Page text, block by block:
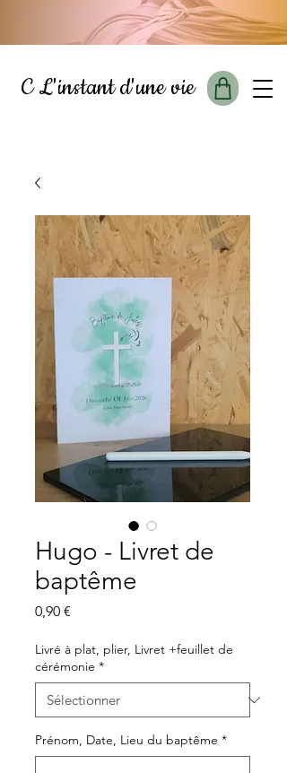
C L'instant d'une vie
Hugo - Livret de
baptême
0,90 €
Livré à plat, plier, Livret +feuillet de
cérémonie *
Prénom, Date, Lieu du baptême *